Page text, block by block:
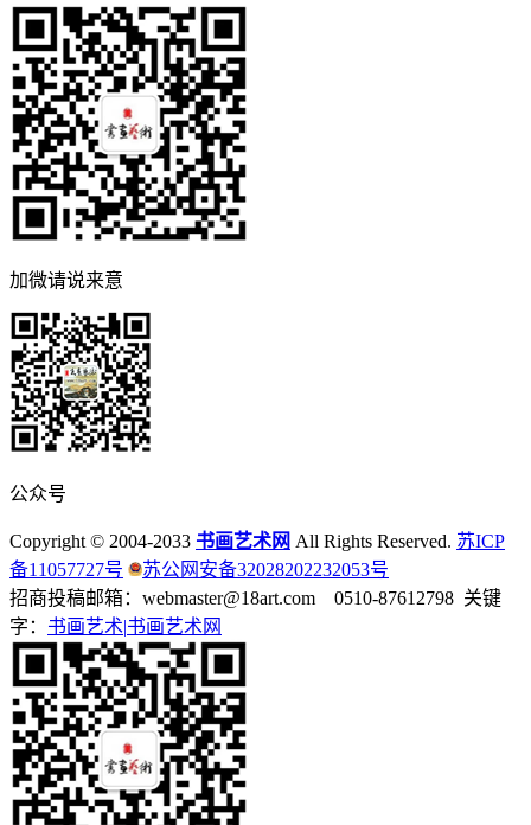
加微请说来意
公众号
Copyright © 2004-2033 书画艺术网 All Rights Reserved. 苏ICP
备11057727号
苏公网安备32028202232053号
招商投稿邮箱：webmaster@18art.com 0510-87612798 关键
字： 书画艺术|书画艺术网